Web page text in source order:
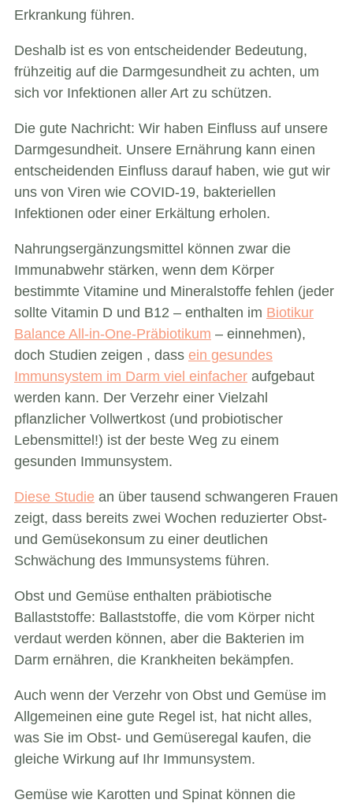
Erkrankung führen.
Deshalb ist es von entscheidender Bedeutung,
frühzeitig auf die Darmgesundheit zu achten, um
sich vor Infektionen aller Art zu schützen.
Die gute Nachricht: Wir haben Einfluss auf unsere
Darmgesundheit. Unsere Ernährung kann einen
entscheidenden Einfluss darauf haben, wie gut wir
uns von Viren wie COVID-19, bakteriellen
Infektionen oder einer Erkältung erholen.
Nahrungsergänzungsmittel können zwar die
Immunabwehr stärken, wenn dem Körper
bestimmte Vitamine und Mineralstoffe fehlen (jeder
sollte Vitamin D und B12 – enthalten im Biotikur
Balance All-in-One-Präbiotikum – einnehmen),
doch Studien zeigen , dass ein gesundes
Immunsystem im Darm viel einfacher aufgebaut
werden kann. Der Verzehr einer Vielzahl
pflanzlicher Vollwertkost (und probiotischer
Lebensmittel!) ist der beste Weg zu einem
gesunden Immunsystem.
Diese Studie an über tausend schwangeren Frauen
zeigt, dass bereits zwei Wochen reduzierter Obst-
und Gemüsekonsum zu einer deutlichen
Schwächung des Immunsystems führen.
Obst und Gemüse enthalten präbiotische
Ballaststoffe: Ballaststoffe, die vom Körper nicht
verdaut werden können, aber die Bakterien im
Darm ernähren, die Krankheiten bekämpfen.
Auch wenn der Verzehr von Obst und Gemüse im
Allgemeinen eine gute Regel ist, hat nicht alles,
was Sie im Obst- und Gemüseregal kaufen, die
gleiche Wirkung auf Ihr Immunsystem.
Gemüse wie Karotten und Spinat können die